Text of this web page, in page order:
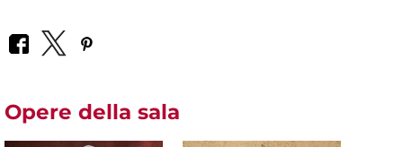
Opere della sala